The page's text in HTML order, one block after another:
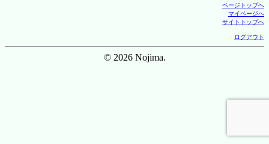
ページトップへ
マイページへ
サイトトップへ
ログアウト
© 2026 Nojima.